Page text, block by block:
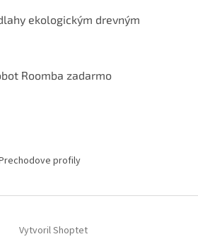
ekologickým drevným
Roomba zadarmo
profily
Vytvoril Shoptet